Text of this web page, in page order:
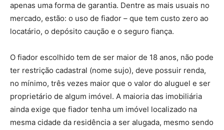
apenas uma forma de garantia. Dentre as mais usuais no
mercado, estão: o uso de fiador – que tem custo zero ao
locatário, o depósito caução e o seguro fiança.
O fiador escolhido tem de ser maior de 18 anos, não pode
ter restrição cadastral (nome sujo), deve possuir renda,
no mínimo, três vezes maior que o valor do aluguel e ser
proprietário de algum imóvel. A maioria das imobiliária
ainda exige que fiador tenha um imóvel localizado na
mesma cidade da residência a ser alugada, mesmo sendo